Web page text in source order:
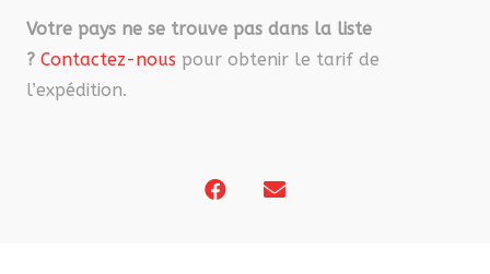
Votre pays ne se trouve pas dans la liste
? Contactez-nous pour obtenir le tarif de
l’expédition.